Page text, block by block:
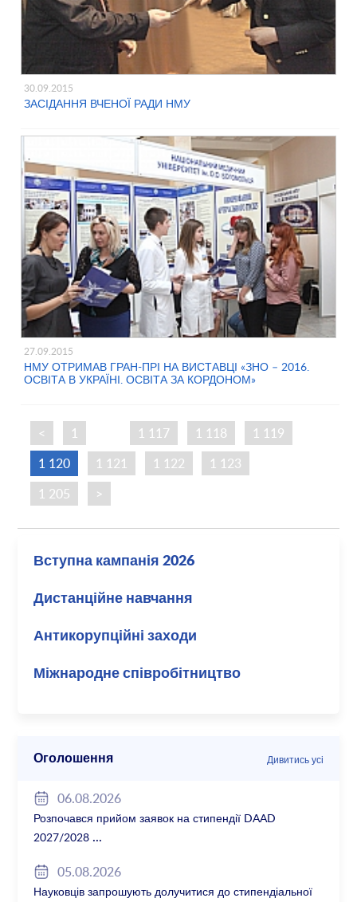
30.09.2015
ЗАСІДАННЯ ВЧЕНОЇ РАДИ НМУ
27.09.2015
НМУ ОТРИМАВ ГРАН-ПРІ НА ВИСТАВЦІ «ЗНО – 2016.
ОСВІТА В УКРАЇНІ. ОСВІТА ЗА КОРДОНОМ»
< 1 1 117 1 118
1 119
1 120
1 121 1 122 1 123
1 205
>
Вступна кампанія 2026
Дистанційне навчання
Антикорупційні заходи
Міжнародне співробітництво
Оголошення Дивитись усі
06.08.2026
Розпочався прийом заявок на стипендії DAAD
2027/2028
05.08.2026
Науковців запрошують долучитися до стипендіальної